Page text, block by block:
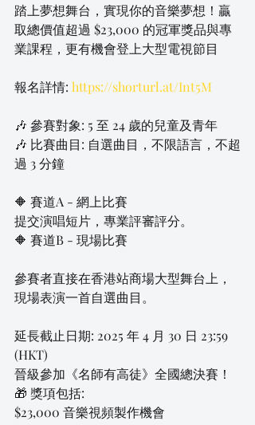
踏上夢想舞台，實現你的音樂夢想！贏
取總價值超過 $23,000 的冠軍獎品與專
業課程，更有機會登上大型電視節目
報名詳情: https://shorturl.at/Int5M
🎶 參賽對象: 5 至 24 歲的兒童及青年
🎶 比賽曲目: 自選曲目，不限語言，不超
過 3 分鐘
🔶 賽道A - 網上比賽
提交演唱短片，專業評審評分。
🔶 賽道B - 現場比賽
參賽者直接在香港站商場大型舞台上，
現場表演一首自選曲目。
延長截止日期: 2025 年 4 月 30 日 23:59
(HKT)
晉級參加《名師有高徒》全國總決賽！
🎁 獎項包括:
$23,000 音樂視頻製作機會